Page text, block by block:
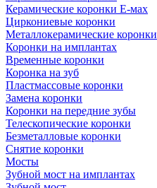
Керамические коронки Е-мах
Циркониевые коронки
Металлокерамические коронки
Коронки на имплантах
Временные коронки
Коронка на зуб
Пластмассовые коронки
Замена коронки
Коронки на передние зубы
Телескопические коронки
Безметалловые коронки
Снятие коронки
Мосты
Зубной мост на имплантах